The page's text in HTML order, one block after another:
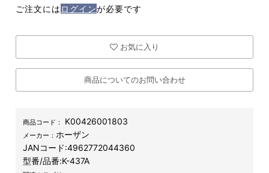
ご注文には ログインが必要です
お気に入り
商品についてのお問い合わせ
商品コード： K00426001803
メーカー：ホーザン
JANコード:4962772044360
型番/品番:K-437A